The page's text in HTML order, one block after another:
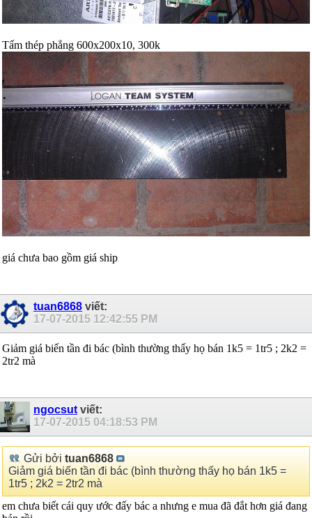
Tấm thép phẳng 600x200x10, 300k
giá chưa bao gồm giá ship
tuan6868 viết:
17-07-2015 12:42:55 PM
Giảm giá biến tần đi bác (bình thường thấy họ bán 1k5 = 1tr5 ; 2k2 =
2tr2 mà
ngocsut viết:
17-07-2015 04:18:53 PM
Gửi bởi tuan6868
Giảm giá biến tần đi bác (bình thường thấy họ bán 1k5 =
1tr5 ; 2k2 = 2tr2 mà
em chưa biết cái quy ước đấy bác a nhưng e mua đã đắt hơn giá đang